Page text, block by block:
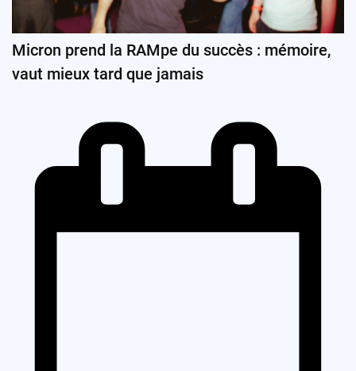
Micron prend la RAMpe du succès : mémoire,
vaut mieux tard que jamais